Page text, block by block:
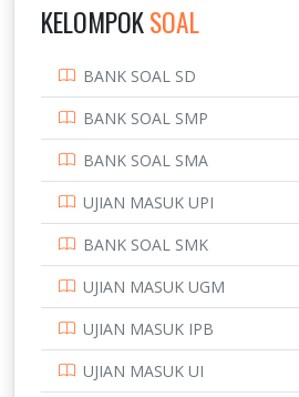
PTDI STTD
SMA
SMK
SMP
KELOMPOKSOAL
BANK SOAL SD
BANK SOAL SMP
BANK SOAL SMA
UJIAN MASUK UPI
BANK SOAL SMK
UJIAN MASUK UGM
UJIAN MASUK IPB
UJIAN MASUK UI